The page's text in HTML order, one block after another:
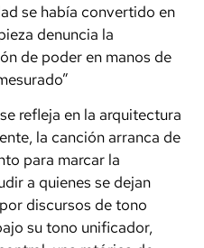
se había convertido en
denuncia la
de poder en manos de
refleja en la arquitectura
la canción arranca de
para marcar la
a quienes se dejan
discursos de tono
su tono unificador,